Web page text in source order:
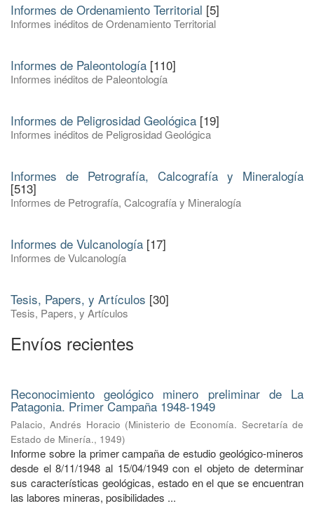
Informes de Ordenamiento Territorial [5]
Informes inéditos de Ordenamiento Territorial
Informes de Paleontología [110]
Informes inéditos de Paleontología
Informes de Peligrosidad Geológica [19]
Informes inéditos de Peligrosidad Geológica
Informes de Petrografía, Calcografía y Mineralogía
[513]
Informes de Petrografía, Calcografía y Mineralogía
Informes de Vulcanología [17]
Informes de Vulcanología
Tesis, Papers, y Artículos [30]
Tesis, Papers, y Artículos
Envíos recientes
Reconocimiento geológico minero preliminar de La
Patagonia. Primer Campaña 1948-1949
Palacio, Andrés Horacio (Ministerio de Economía. Secretaría de
Estado de Minería., 1949)
Informe sobre la primer campaña de estudio geológico-mineros
desde el 8/11/1948 al 15/04/1949 con el objeto de determinar
sus características geológicas, estado en el que se encuentran
las labores mineras, posibilidades ...